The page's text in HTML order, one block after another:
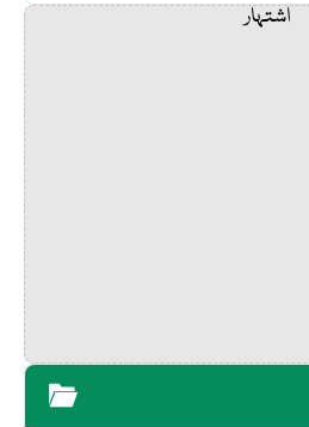
اشتہار